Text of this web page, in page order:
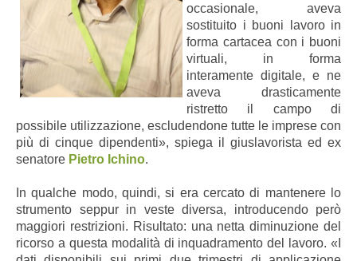
occasionale, aveva
sostituito i buoni lavoro in
forma cartacea con i buoni
virtuali, in forma
interamente digitale, e ne
aveva drasticamente
ristretto il campo di
possibile utilizzazione, escludendone tutte le imprese con
più di cinque dipendenti», spiega il giuslavorista ed ex
senatore Pietro Ichino.
In qualche modo, quindi, si era cercato di mantenere lo
strumento seppur in veste diversa, introducendo però
maggiori restrizioni. Risultato: una netta diminuzione del
ricorso a questa modalità di inquadramento del lavoro. «I